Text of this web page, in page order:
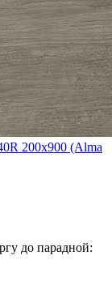
200x900 (Alma
до парадной: